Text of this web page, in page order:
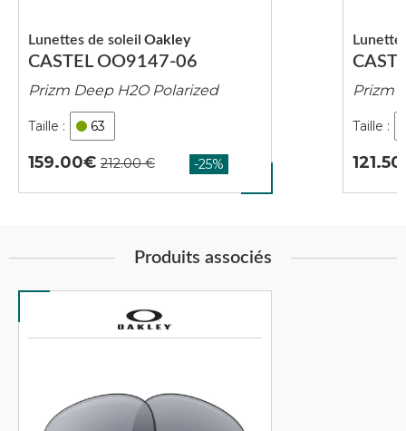
CASTEL OO9147-06
Lunettes de soleil Oakley
Prizm Deep H2O Polarized
63
159.00
Prizm
121.50
Produits associés